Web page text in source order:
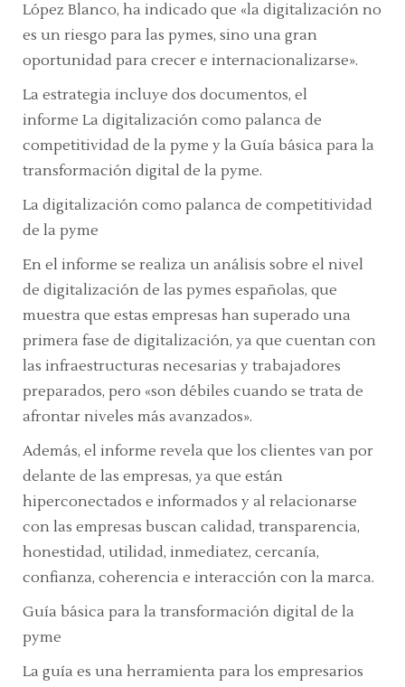
López Blanco, ha indicado que «la digitalización no
es un riesgo para las pymes, sino una gran
oportunidad para crecer e internacionalizarse».
La estrategia incluye dos documentos, el
informe La digitalización como palanca de
competitividad de la pyme y la Guía básica para la
transformación digital de la pyme.
La digitalización como palanca de competitividad
de la pyme
En el informe se realiza un análisis sobre el nivel
de digitalización de las pymes españolas, que
muestra que estas empresas han superado una
primera fase de digitalización, ya que cuentan con
las infraestructuras necesarias y trabajadores
preparados, pero «son débiles cuando se trata de
afrontar niveles más avanzados».
Además, el informe revela que los clientes van por
delante de las empresas, ya que están
hiperconectados e informados y al relacionarse
con las empresas buscan calidad, transparencia,
honestidad, utilidad, inmediatez, cercanía,
confianza, coherencia e interacción con la marca.
Guía básica para la transformación digital de la
pyme
La guía es una herramienta para los empresarios